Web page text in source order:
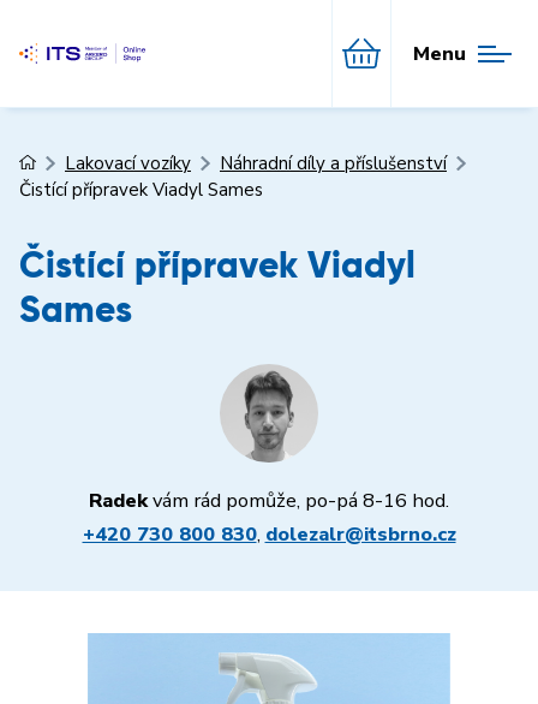
Menu
Lakovací vozíky
Náhradní díly a příslušenství
Čistící přípravek Viadyl Sames
Čistící přípravek Viadyl
Sames
Radekvám rád pomůže, po-pá 8-16 hod.
+420 730 800 830, dolezalr@itsbrno.cz